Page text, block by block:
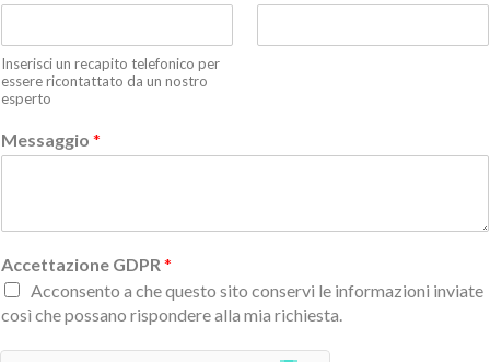
Inserisci un recapito telefonico per
essere ricontattato da un nostro
esperto
Messaggio *
Accettazione GDPR *
Acconsento a che questo sito conservi le informazioni inviate
così che possano rispondere alla mia richiesta.